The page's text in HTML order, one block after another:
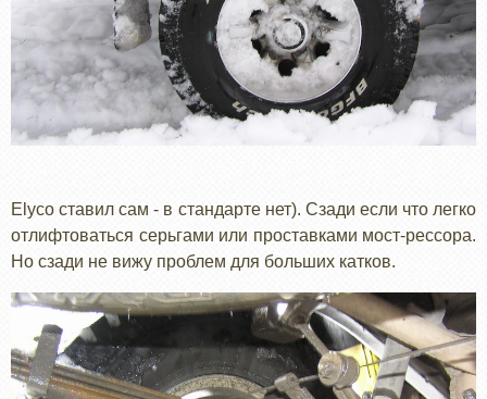
Elyco ставил сам - в стандарте нет). Сзади если что легко
отлифтоваться серьгами или проставками мост-рессора.
Но сзади не вижу проблем для больших катков.